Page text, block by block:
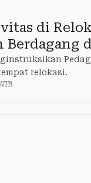
di
Berdagang
relokasi.